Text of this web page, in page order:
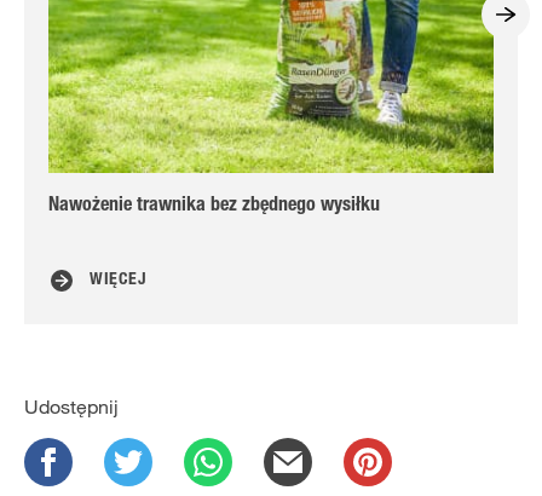
Nawożenie trawnika bez zbędnego wysiłku
WIĘCEJ
Udostępnij